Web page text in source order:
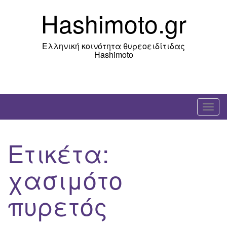
Hashimoto.gr
Ελληνική κοινότητα θυρεοειδίτιδας
Hashimoto
T
o
Ετικέτα:
χασιμότο
πυρετός